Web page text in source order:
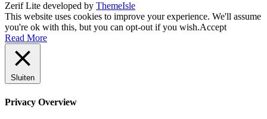
Zerif Lite developed by ThemeIsle
This website uses cookies to improve your experience. We'll assume
you're ok with this, but you can opt-out if you wish.Accept
Read More
Sluiten
Privacy Overview